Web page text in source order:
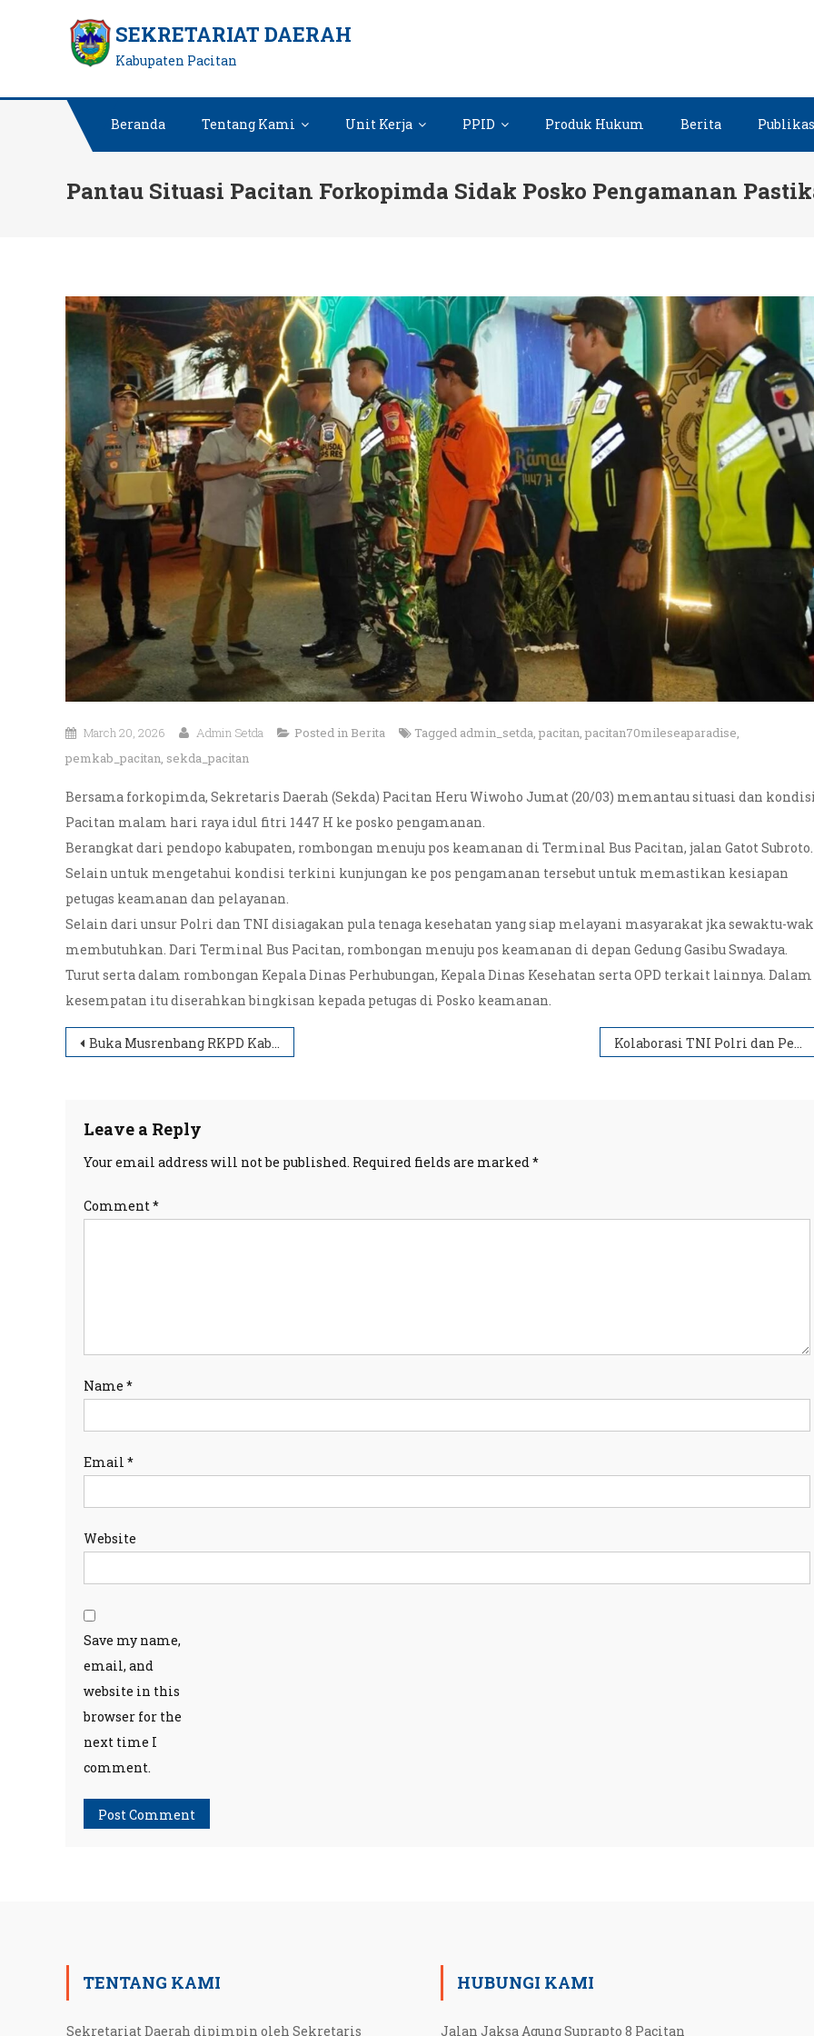
SEKRETARIAT DAERAH
Kabupaten Pacitan
Beranda Tentang Kami Unit Kerja PPID Produk Hukum Berita
Pantau Situasi Pacitan Forkopimda Sidak Posko Pengamanan
March 20, 2026 Admin Setda Posted in Berita Tagged admin_setda, pacitan, pacitan70mileseaparadise,
pemkab_pacitan, sekda_pacitan
Bersama forkopimda, Sekretaris Daerah (Sekda) Pacitan Heru Wiwoho Jumat (20/03) memantau situasi dan
Pacitan malam hari raya idul fitri 1447 H ke posko pengamanan.
Berangkat dari pendopo kabupaten, rombongan menuju pos keamanan di Terminal Bus Pacitan, jalan Gatot Subroto.
Selain untuk mengetahui kondisi terkini kunjungan ke pos pengamanan tersebut untuk memastikan kesiapan
petugas keamanan dan pelayanan.
Selain dari unsur Polri dan TNI disiagakan pula tenaga kesehatan yang siap melayani masyarakat jka sewaktu-
membutuhkan. Dari Terminal Bus Pacitan, rombongan menuju pos keamanan di depan Gedung Gasibu Swadaya.
Turut serta dalam rombongan Kepala Dinas Perhubungan, Kepala Dinas Kesehatan serta OPD terkait lainnya. Dalam
kesempatan itu diserahkan bingkisan kepada petugas di Posko keamanan.
Post
Buka Musrenbang RKPD Kabupaten Pacitan 2027 Bupati Pacitan Apresiasi Pertumbuhan Ekonomi Pacitan Kuat Dan Merata Kolaborasi TNI Polri dan Pemkab Gelar Kerja Bakti Bersihkan Marshalling Area Batalyon TP 934 Satria Buwana Yudha
Leave a Reply
Your email address will not be published. Required fields are marked *
Comment *
Name *
Email *
Website
Save my name,
email, and
website in this
browser for the
next time I
comment.
TENTANG KAMI
Sekretariat Daerah dipimpin oleh Sekretaris
HUBUNGI KAMI
Jalan Jaksa Agung Suprapto 8 Pacitan